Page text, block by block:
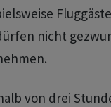
nicht
von drei